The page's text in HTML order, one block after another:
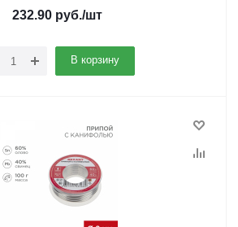
232.90руб./шт
В корзину